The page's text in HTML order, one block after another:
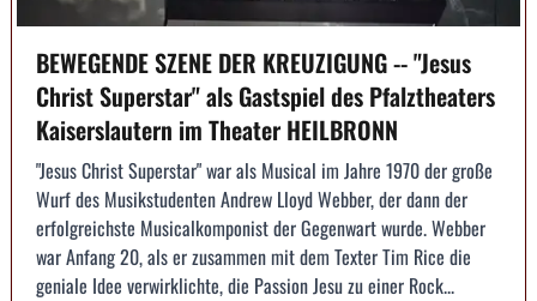
BEWEGENDE SZENE DER KREUZIGUNG -- "Jesus
Christ Superstar" als Gastspiel des Pfalztheaters
Kaiserslautern im Theater HEILBRONN
"Jesus Christ Superstar" war als Musical im Jahre 1970 der große
Wurf des Musikstudenten Andrew Lloyd Webber, der dann der
erfolgreichste Musicalkomponist der Gegenwart wurde. Webber
war Anfang 20, als er zusammen mit dem Texter Tim Rice die
geniale Idee verwirklichte, die Passion Jesu zu einer Rock...